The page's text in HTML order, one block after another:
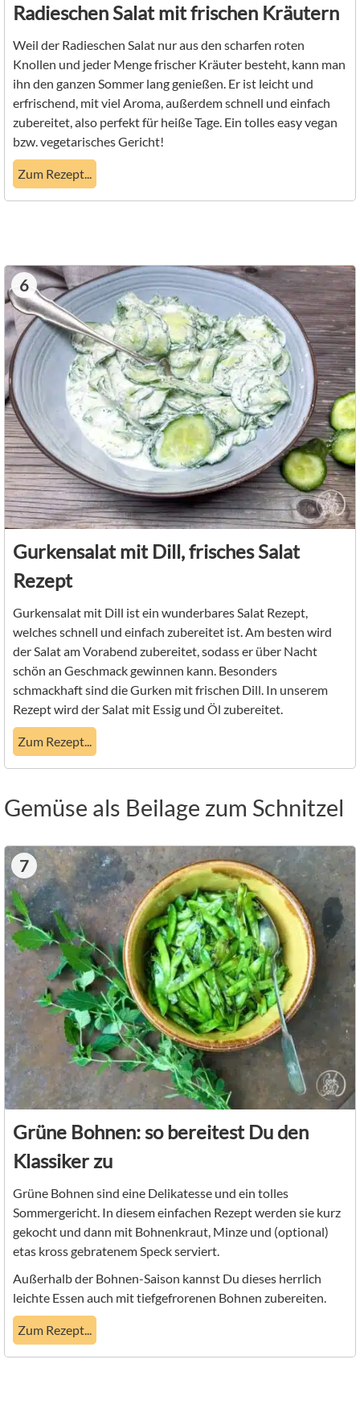
Radieschen Salat mit frischen Kräutern
Weil der Radieschen Salat nur aus den scharfen roten
Knollen und jeder Menge frischer Kräuter besteht, kann man
ihn den ganzen Sommer lang genießen. Er ist leicht und
erfrischend, mit viel Aroma, außerdem schnell und einfach
zubereitet, also perfekt für heiße Tage. Ein tolles easy vegan
bzw. vegetarisches Gericht!
Zum Rezept...
6
Gurkensalat mit Dill, frisches Salat
Rezept
Gurkensalat mit Dill ist ein wunderbares Salat Rezept,
welches schnell und einfach zubereitet ist. Am besten wird
der Salat am Vorabend zubereitet, sodass er über Nacht
schön an Geschmack gewinnen kann. Besonders
schmackhaft sind die Gurken mit frischen Dill. In unserem
Rezept wird der Salat mit Essig und Öl zubereitet.
Zum Rezept...
Gemüse als Beilage zum Schnitzel
7
Grüne Bohnen: so bereitest Du den
Klassiker zu
Grüne Bohnen sind eine Delikatesse und ein tolles
Sommergericht. In diesem einfachen Rezept werden sie kurz
gekocht und dann mit Bohnenkraut, Minze und (optional)
etas kross gebratenem Speck serviert.
Außerhalb der Bohnen-Saison kannst Du dieses herrlich
leichte Essen auch mit tiefgefrorenen Bohnen zubereiten.
Zum Rezept...